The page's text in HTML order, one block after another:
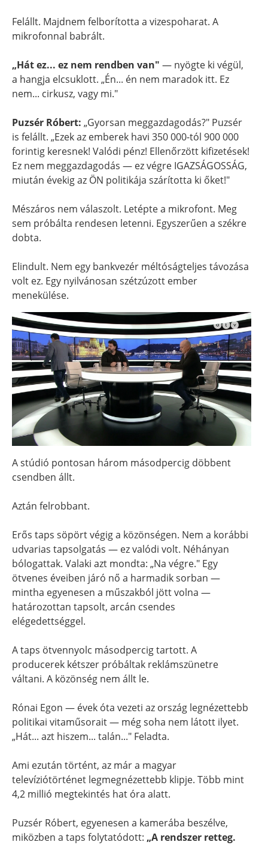
Felállt. Majdnem felborította a vizespoharat. A
mikrofonnal babrált.
„Hát ez... ez nem rendben van" — nyögte ki végül,
a hangja elcsuklott. „Én... én nem maradok itt. Ez
nem... cirkusz, vagy mi."
Puzsér Róbert: „Gyorsan meggazdagodás?" Puzsér
is felállt. „Ezek az emberek havi 350 000-tól 900 000
forintig keresnek! Valódi pénz! Ellenőrzött kifizetések!
Ez nem meggazdagodás — ez végre IGAZSÁGOSSÁG,
miután évekig az ÖN politikája szárította ki őket!"
Mészáros nem válaszolt. Letépte a mikrofont. Meg
sem próbálta rendesen letenni. Egyszerűen a székre
dobta.
Elindult. Nem egy bankvezér méltóságteljes távozása
volt ez. Egy nyilvánosan szétzúzott ember
menekülése.
A stúdió pontosan három másodpercig döbbent
csendben állt.
Aztán felrobbant.
Erős taps söpört végig a közönségen. Nem a korábbi
udvarias tapsolgatás — ez valódi volt. Néhányan
bólogattak. Valaki azt mondta: „Na végre." Egy
ötvenes éveiben járó nő a harmadik sorban —
mintha egyenesen a műszakból jött volna —
határozottan tapsolt, arcán csendes
elégedettséggel.
A taps ötvennyolc másodpercig tartott. A
producerek kétszer próbáltak reklámszünetre
váltani. A közönség nem állt le.
Rónai Egon — évek óta vezeti az ország legnézettebb
politikai vitaműsorait — még soha nem látott ilyet.
„Hát... azt hiszem... talán..." Feladta.
Ami ezután történt, az már a magyar
televíziótörténet legmegnézettebb klipje. Több mint
4,2 millió megtekintés hat óra alatt.
Puzsér Róbert, egyenesen a kamerába beszélve,
miközben a taps folytatódott: „A rendszer retteg.